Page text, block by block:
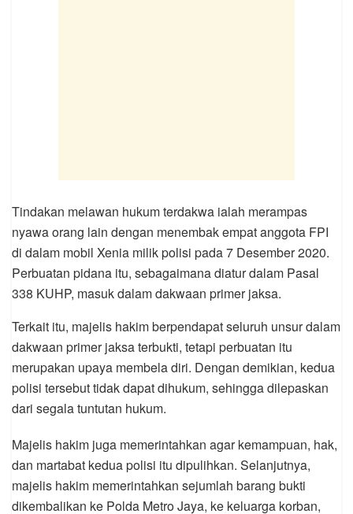
Tindakan melawan hukum terdakwa ialah merampas
nyawa orang lain dengan menembak empat anggota FPI
di dalam mobil Xenia milik polisi pada 7 Desember 2020.
Perbuatan pidana itu, sebagaimana diatur dalam Pasal
338 KUHP, masuk dalam dakwaan primer jaksa.
Terkait itu, majelis hakim berpendapat seluruh unsur dalam
dakwaan primer jaksa terbukti, tetapi perbuatan itu
merupakan upaya membela diri. Dengan demikian, kedua
polisi tersebut tidak dapat dihukum, sehingga dilepaskan
dari segala tuntutan hukum.
Majelis hakim juga memerintahkan agar kemampuan, hak,
dan martabat kedua polisi itu dipulihkan. Selanjutnya,
majelis hakim memerintahkan sejumlah barang bukti
dikembalikan ke Polda Metro Jaya, ke keluarga korban,